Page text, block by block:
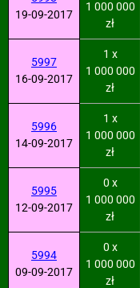
19-09-2017
1 000 000
zł
5997
16-09-2017
1 x
1 000 000
zł
5996
14-09-2017
1 x
1 000 000
zł
5995
12-09-2017
0 x
1 000 000
zł
5994
09-09-2017
0 x
1 000 000
zł